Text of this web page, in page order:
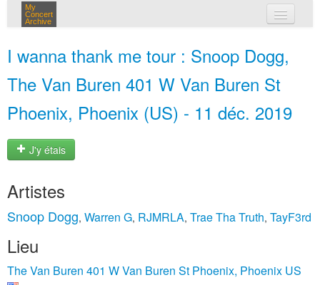
My
Concert
Archive
I wanna thank me tour : Snoop Dogg,
The Van Buren 401 W Van Buren St
Phoenix, Phoenix (US) - 11 déc. 2019
J'y étais
Artistes
Snoop Dogg, Warren G, RJMRLA, Trae Tha Truth, TayF3rd
Lieu
The Van Buren 401 W Van Buren St Phoenix, Phoenix US